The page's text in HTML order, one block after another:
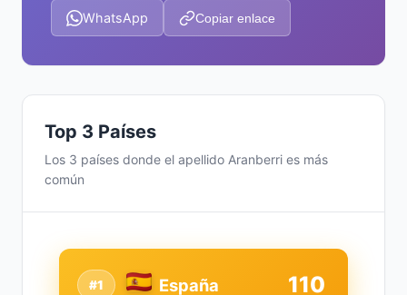
WhatsApp Copiar enlace
Top 3 Países
Los 3 países donde el apellido Aranberri es más
común
#1 España 110